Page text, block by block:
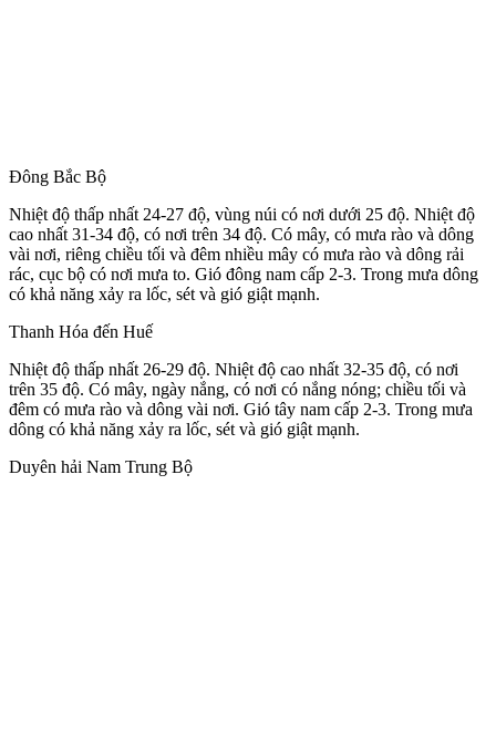
Đông Bắc Bộ
Nhiệt độ thấp nhất 24-27 độ, vùng núi có nơi dưới 25 độ. Nhiệt độ
cao nhất 31-34 độ, có nơi trên 34 độ. Có mây, có mưa rào và dông
vài nơi, riêng chiều tối và đêm nhiều mây có mưa rào và dông rải
rác, cục bộ có nơi mưa to. Gió đông nam cấp 2-3. Trong mưa dông
có khả năng xảy ra lốc, sét và gió giật mạnh.
Thanh Hóa đến Huế
Nhiệt độ thấp nhất 26-29 độ. Nhiệt độ cao nhất 32-35 độ, có nơi
trên 35 độ. Có mây, ngày nắng, có nơi có nắng nóng; chiều tối và
đêm có mưa rào và dông vài nơi. Gió tây nam cấp 2-3. Trong mưa
dông có khả năng xảy ra lốc, sét và gió giật mạnh.
Duyên hải Nam Trung Bộ